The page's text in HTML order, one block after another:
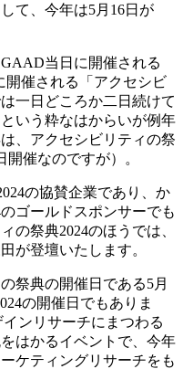
て、今年は5月16日が
当日に開催される
開催される「アクセシビ
一日どころか二日続けて
いう粋なはからいが例年
、アクセシビリティの祭
催なのですが）。
の協賛企業であり、か
ゴールドスポンサーでも
の祭典2024のほうでは、
が登壇いたします。
祭典の開催日である5月
の開催日でもありま
インリサーチにまつわる
はかるイベントで、今年
ケティングリサーチをも